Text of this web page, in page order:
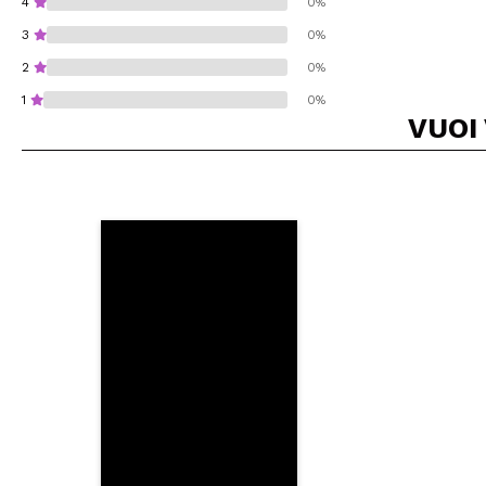
3 0%
2 0%
1 0%
VUOI